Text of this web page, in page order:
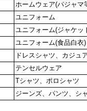
ホームウェア(パジャマ
ユニフォーム
ユニフォーム(ジャケッ
ユニフォーム(食品白衣)
ドレスシャツ、カジュ
テンセルウェア
Tシャツ、ポロシャツ
ジーンズ、パンツ、シ